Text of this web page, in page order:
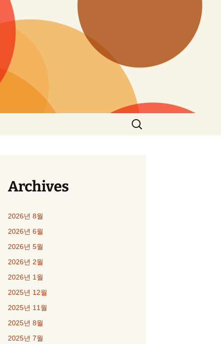
검
색:
Archives
2026년 8월
2026년 6월
2026년 5월
2026년 2월
2026년 1월
2025년 12월
2025년 11월
2025년 8월
2025년 7월